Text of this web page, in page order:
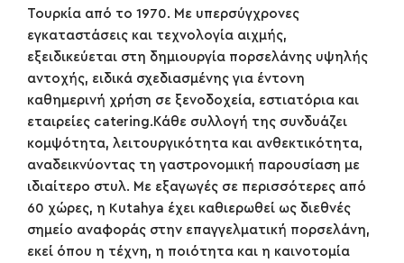
Τουρκία από το 1970. Με υπερσύγχρονες
εγκαταστάσεις και τεχνολογία αιχμής,
εξειδικεύεται στη δημιουργία πορσελάνης υψηλής
αντοχής, ειδικά σχεδιασμένης για έντονη
καθημερινή χρήση σε ξενοδοχεία, εστιατόρια και
εταιρείες catering.​ Κάθε συλλογή της συνδυάζει
κομψότητα, λειτουργικότητα και ανθεκτικότητα,
αναδεικνύοντας τη γαστρονομική παρουσίαση με
ιδιαίτερο στυλ. Με εξαγωγές σε περισσότερες από
60 χώρες, η Kutahya έχει καθιερωθεί ως διεθνές
σημείο αναφοράς στην επαγγελματική πορσελάνη,
εκεί όπου η τέχνη, η ποιότητα και η καινοτομία